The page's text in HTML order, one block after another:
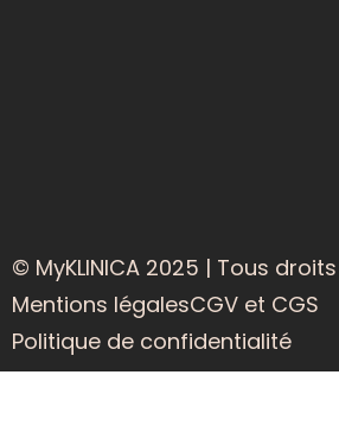
© MyKLINICA 2025 | Tous
Mentions légalesCGV et CGS
Politique de confidentialité